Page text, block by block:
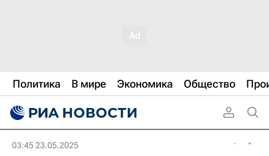
Политика В мире Экономика Общество
03:45 23.05.2025